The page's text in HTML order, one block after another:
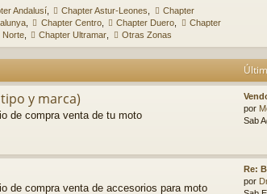
Andalusí, Chapter Astur-Leones
Chapter
, Chapter Centro, Chapter Duero
Chapter
Norte, Chapter Ultramar Otras Zonas
y marca)
de compra venta de tu moto
por
Sab
de compra venta de accesorios para moto
Re:
por